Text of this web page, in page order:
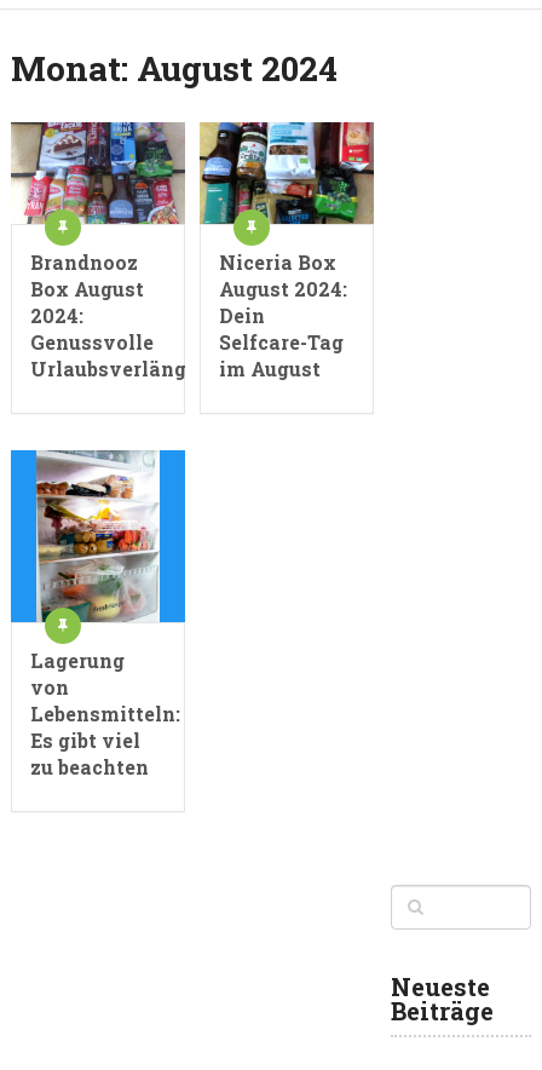
Monat: August 2024
Brandnooz
Box August
2024:
Genussvolle
Urlaubsverlängerung
Niceria Box
August 2024:
Dein
Selfcare-Tag
im August
Lagerung
von
Lebensmitteln:
Es gibt viel
zu beachten
Neueste
Beiträge